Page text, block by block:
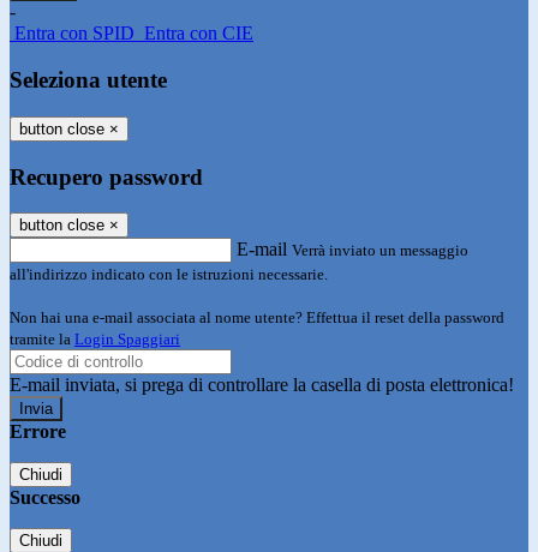
-
Entra con SPID Entra con CIE
Seleziona utente
button close ×
Recupero password
button close ×
E-mail Verrà inviato un messaggio
all'indirizzo indicato con le istruzioni necessarie.
Non hai una e-mail associata al nome utente? Effettua il reset della password
tramite la Login Spaggiari
E-mail inviata, si prega di controllare la casella di posta elettronica!
Errore
Chiudi
Successo
Chiudi